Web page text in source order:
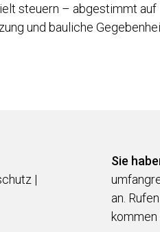
steuern – abgestimmt auf
und bauliche
|
Sie
an.